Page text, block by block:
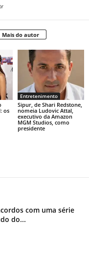
Mais do autor
os
Entretenimento
Sipur, de Shari Redstone,
nomeia Ludovic Attal,
executivo da Amazon
MGM Studios, como
presidente
com uma série
do...